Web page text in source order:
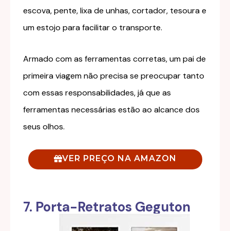
escova, pente, lixa de unhas, cortador, tesoura e
um estojo para facilitar o transporte.
Armado com as ferramentas corretas, um pai de
primeira viagem não precisa se preocupar tanto
com essas responsabilidades, já que as
ferramentas necessárias estão ao alcance dos
seus olhos.
VER PREÇO NA AMAZON
7. Porta-Retratos Geguton